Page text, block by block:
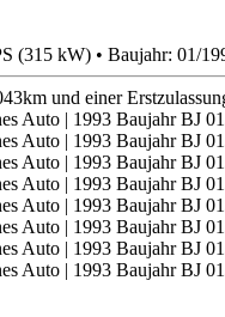
(315 kW) • Baujahr: 01/
und einer